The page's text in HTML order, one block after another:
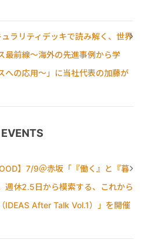
ラリティデッキで読み解く、世界
最前線〜海外の先進事例から学
への応用〜」に当社代表の加藤が
】7/9＠赤坂「『働く』と『暮
週休2.5日から模索する、これから
IDEAS After Talk Vol.1）」を開催